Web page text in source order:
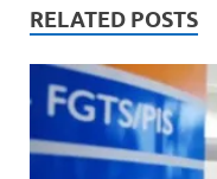
RELATED POSTS